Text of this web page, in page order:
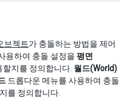
브젝트가 충돌하는 방법을 제어
용하여 충돌 설정을 평면
할지를 정의합니다. 월드(World)
드롭다운 메뉴를 사용하여 충돌
를 정의합니다.